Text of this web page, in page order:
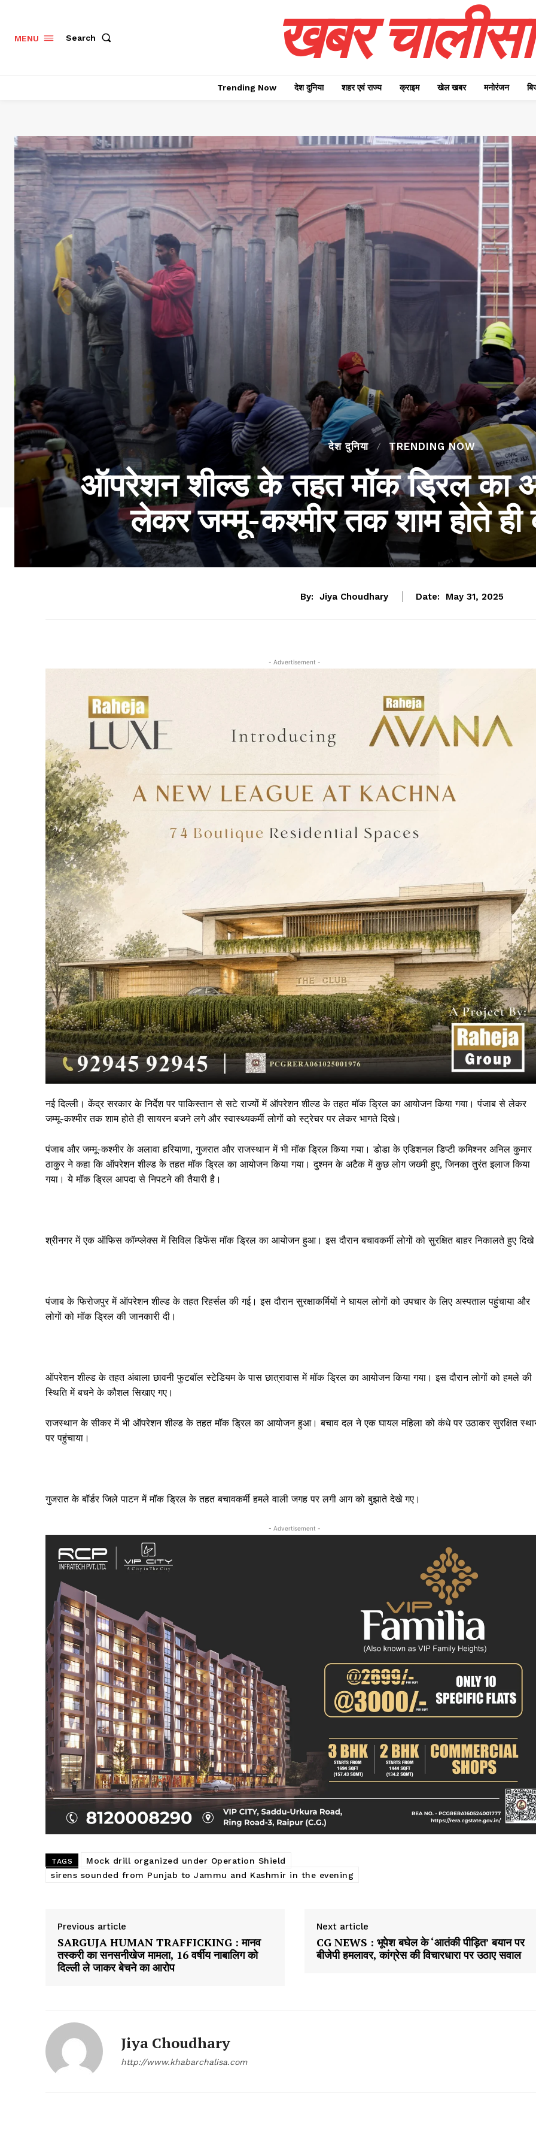
सिर्फ सच !!!
मनोरंजन
ई-पेपर
MENU Search खबर चालीसा
Trending Now देश दुनिया शहर एवं राज्य क्राइम खेल खबर मनोरंजन
देश दुनिया TRENDING NOW
ऑपरेशन शील्ड के तहत मॉक ड्रिल का
लेकर जम्मू-कश्मीर तक शाम होते
By: Jiya Choudhary Date: May 31, 2025
- Advertisement -
नई दिल्ली। केंद्र सरकार के निर्देश पर पाकिस्तान से सटे राज्यों में ऑपरेशन शील्ड के तहत मॉक ड्रिल का आयोजन किया गया। पंजाब से लेकर
जम्मू-कश्मीर तक शाम होते ही सायरन बजने लगे और स्वास्थ्यकर्मी लोगों को स्ट्रेचर पर लेकर भागते दिखे।
पंजाब और जम्मू-कश्मीर के अलावा हरियाणा, गुजरात और राजस्थान में भी मॉक ड्रिल किया गया। डोडा के एडिशनल डिप्टी कमिश्नर अनिल कुमार
ठाकुर ने कहा कि ऑपरेशन शील्ड के तहत मॉक ड्रिल का आयोजन किया गया। दुश्मन के अटैक में कुछ लोग जख्मी हुए, जिनका तुरंत इलाज किया
गया। ये मॉक ड्रिल आपदा से निपटने की तैयारी है।
श्रीनगर में एक ऑफिस कॉम्प्लेक्स में सिविल डिफेंस मॉक ड्रिल का आयोजन हुआ। इस दौरान बचावकर्मी लोगों को सुरक्षित बाहर निकालते हुए
पंजाब के फिरोजपुर में ऑपरेशन शील्ड के तहत रिहर्सल की गई। इस दौरान सुरक्षाकर्मियों ने घायल लोगों को उपचार के लिए अस्पताल पहुंचाया और
लोगों को मॉक ड्रिल की जानकारी दी।
ऑपरेशन शील्ड के तहत अंबाला छावनी फुटबॉल स्टेडियम के पास छात्रावास में मॉक ड्रिल का आयोजन किया गया। इस दौरान लोगों को हमले की
स्थिति में बचने के कौशल सिखाए गए।
राजस्थान के सीकर में भी ऑपरेशन शील्ड के तहत मॉक ड्रिल का आयोजन हुआ। बचाव दल ने एक घायल महिला को कंधे पर उठाकर सुरक्षित
पर पहुंचाया।
गुजरात के बॉर्डर जिले पाटन में मॉक ड्रिल के तहत बचावकर्मी हमले वाली जगह पर लगी आग को बुझाते देखे गए।
- Advertisement -
TAGS
Mock drill organized under Operation Shield
sirens sounded from Punjab to Jammu and Kashmir in the evening
Previous article
SARGUJA HUMAN TRAFFICKING : मानव
तस्करी का सनसनीखेज मामला, 16 वर्षीय नाबालिग को
दिल्ली ले जाकर बेचने का आरोप
Next article
CG NEWS : भूपेश बघेल के ‘आतंकी पीड़ित’ बयान पर
बीजेपी हमलावर, कांग्रेस की विचारधारा पर उठाए सवाल
Jiya Choudhary
http://www.khabarchalisa.com